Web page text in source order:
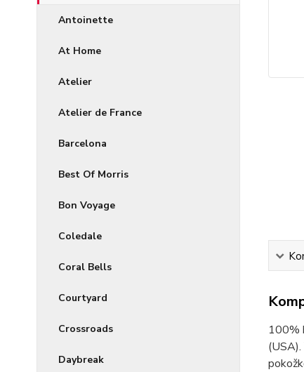
Antoinette
At Home
Atelier
Atelier de France
Barcelona
Best Of Morris
Bon Voyage
Coledale
Coral Bells
Courtyard
Crossroads
Daybreak
100%